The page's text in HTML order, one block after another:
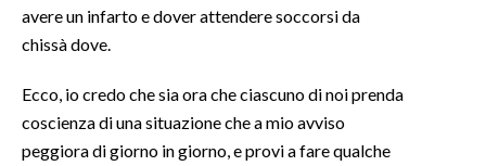
avere un infarto e dover attendere soccorsi da
chissà dove.
Ecco, io credo che sia ora che ciascuno di noi prenda
coscienza di una situazione che a mio avviso
peggiora di giorno in giorno, e provi a fare qualche